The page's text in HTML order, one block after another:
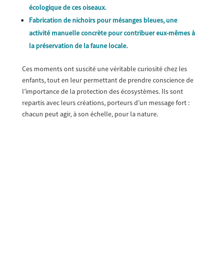
écologique de ces oiseaux.
Fabrication de nichoirs pour mésanges bleues, une
activité manuelle concrète pour contribuer eux-mêmes à
la préservation de la faune locale.
Ces moments ont suscité une véritable curiosité chez les
enfants, tout en leur permettant de prendre conscience de
l’importance de la protection des écosystèmes. Ils sont
repartis avec leurs créations, porteurs d’un message fort :
chacun peut agir, à son échelle, pour la nature.